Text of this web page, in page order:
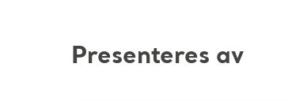
Presenteres av